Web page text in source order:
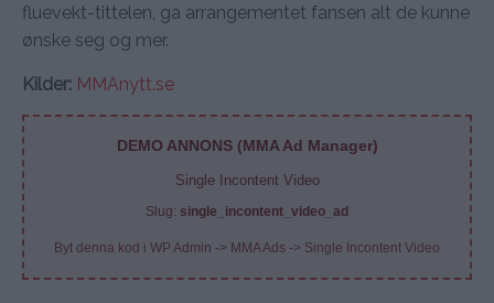
fluevekt-tittelen, ga arrangementet fansen alt de kunne
ønske seg og mer.
Kilder: MMAnytt.se
DEMO ANNONS (MMA Ad Manager)
Single Incontent Video
Slug: single_incontent_video_ad
Byt denna kod i WP Admin -> MMA Ads -> Single Incontent Video